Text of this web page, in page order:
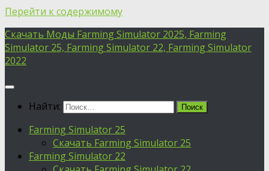
Перейти к содержимому
Скачать Моды Farming Simulator 2025, Farming
Simulator 25, Farming Simulator 22, Farming Simulator
2022
Найти:
Farming Simulator 25
Скачать Farming Simulator 25
Farming Simulator 22